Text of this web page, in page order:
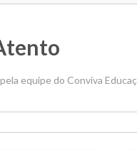
equipe do Conviva